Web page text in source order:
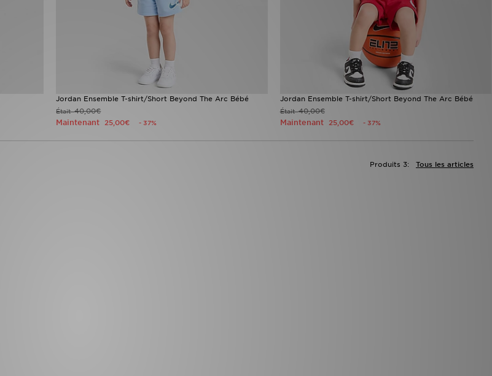
Jordan Ensemble T-shirt/Short Beyond The Arc Bébé
Était40,00€
Maintenant25,00€ - 37%
Jordan Ensemble T-shirt/Short Beyond The Arc Bébé
Était40,00€
Maintenant 25,00€ - 37%
Tous les articles
Produits 3: